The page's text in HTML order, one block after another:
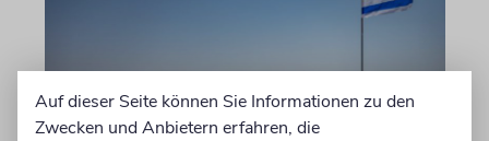
Auf dieser Seite können Sie Informationen zu den
Zwecken und Anbietern erfahren, die